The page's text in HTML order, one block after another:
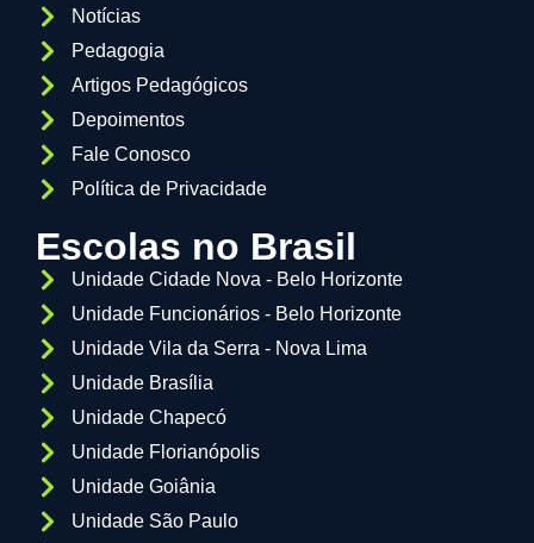
Notícias
Pedagogia
Artigos Pedagógicos
Depoimentos
Fale Conosco
Política de Privacidade
Escolas no Brasil
Unidade Cidade Nova - Belo Horizonte
Unidade Funcionários - Belo Horizonte
Unidade Vila da Serra - Nova Lima
Unidade Brasília
Unidade Chapecó
Unidade Florianópolis
Unidade Goiânia
Unidade São Paulo